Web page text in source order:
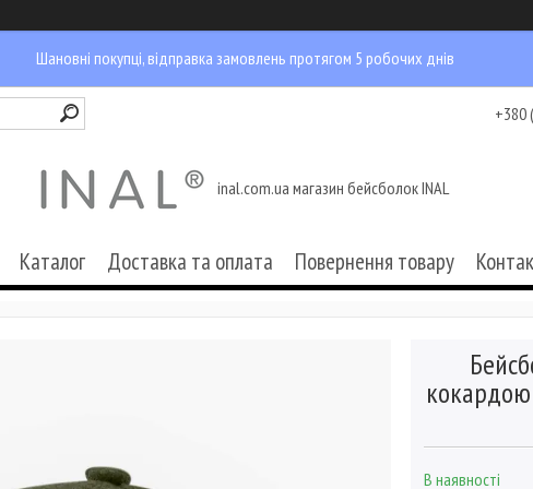
Шановні покупці, відправка замовлень протягом 5 робочих днів
+380
inal.com.ua магазин бейсболок INAL
Каталог Доставка та оплата Повернення товару
В наявності